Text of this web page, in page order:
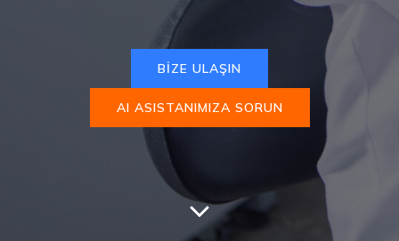
BİZE ULAŞIN
AI ASISTANIMIZA SORUN